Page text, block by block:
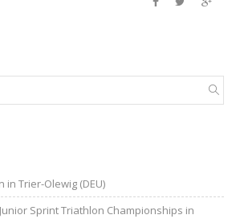
in Trier-Olewig (DEU)
Sprint Triathlon Championships in